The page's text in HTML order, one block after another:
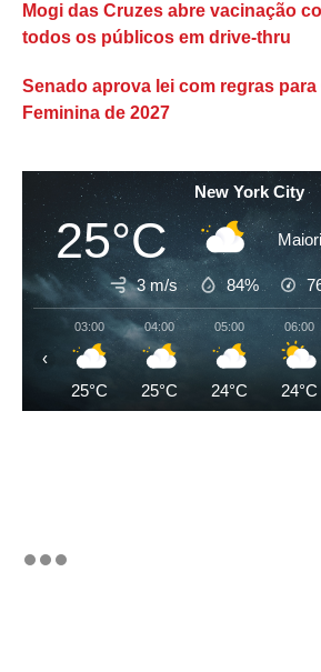
Mogi das Cruzes abre vacinação
todos os públicos em drive-thru
Senado aprova lei com regras
Feminina de 2027
New York City
25°C
3 m/s 84%
03:00
25°C
04:00
25°C
05:00
24°C
06:00
24°C
‹